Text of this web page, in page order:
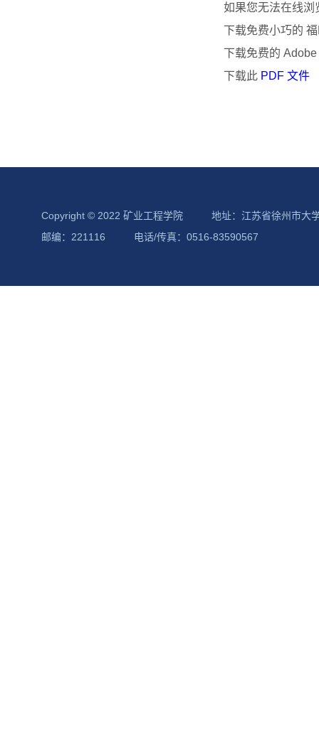
如果您无法在线浏
下载免费小巧的
下载免费的
下载此 PDF 文件
Copyright © 2022 矿业工程学院
地址：江苏省徐州市大
邮编：221116
电话/传真：0516-83590567